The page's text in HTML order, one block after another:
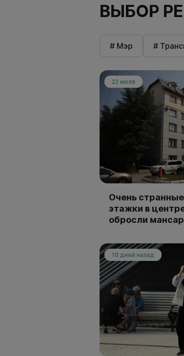
ВЫБОР
# Мэр #
22 июля
Очень
этажки в
обросли
10 дней назад